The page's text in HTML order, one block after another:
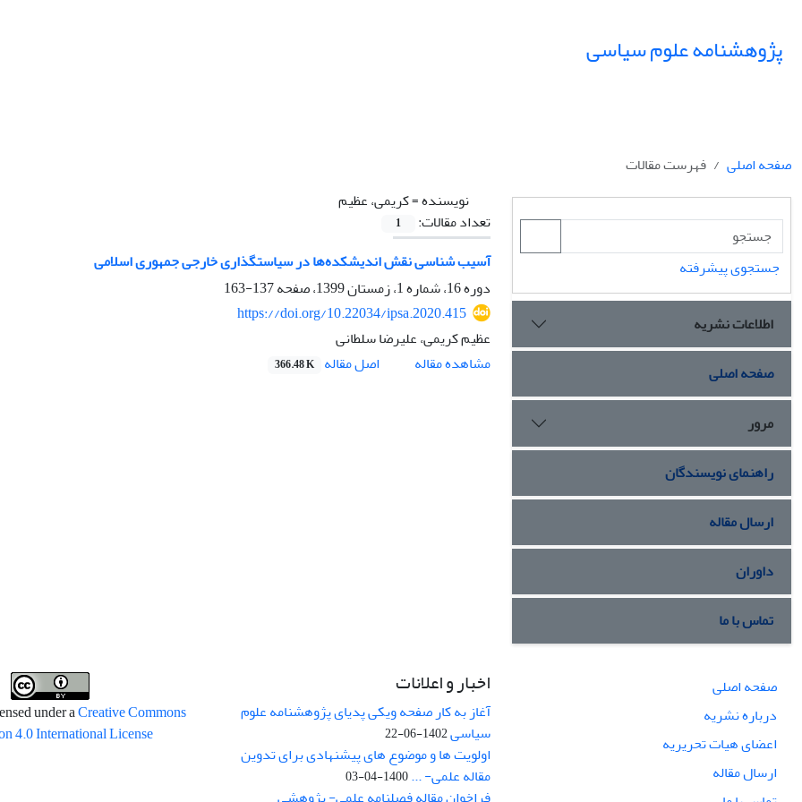
پژوهشنامه علوم سیاسی
صفحه اصلی
فهرست مقالات
نویسنده =کریمی، عظیم
تعداد مقالات:
1
آسیب شناسی نقش اندیشکده‌ها در سیاستگذاری خارجی جمهوری اسلامی
دوره 16، شماره 1، زمستان 1399، صفحه
137-163
https://doi.org/10.22034/ipsa.2020.415
عظیم کریمی، علیرضا سلطانی
مشاهده مقاله
اصل مقاله 366.48 K
جستجوی پیشرفته
اطلاعات نشریه
صفحه اصلی
مرور
راهنمای نویسندگان
ارسال مقاله
داوران
تماس با ما
صفحه اصلی
درباره نشریه
اعضای هیات تحریریه
ارسال مقاله
اخبار و اعلانات
آغاز به کار صفحه ویکی پدیای پژوهشنامه علوم
سیاسی1402-06-22
اولویت ها و موضوع های پیشنهادی برای تدوین
مقاله علمی- ...1400-04-03
under aCreative Commons
4.0 International License